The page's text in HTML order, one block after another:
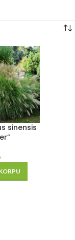
sinensis